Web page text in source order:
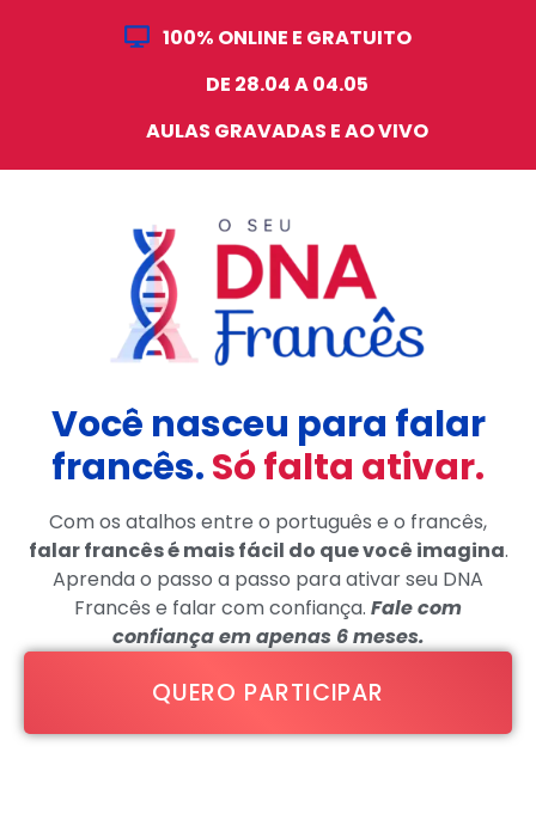
100% ONLINE E GRATUITO
DE 28.04 A 04.05
AULAS GRAVADAS E AO VIVO
Você nasceu para falar
francês.Só falta ativar.
Com os atalhos entre o português e o francês,
falar francês é mais fácil do que você imagina.
Aprenda o passo a passo para ativar seu DNA
Francês e falar com confiança. Fale com
confiança em apenas 6 meses.
QUERO PARTICIPAR